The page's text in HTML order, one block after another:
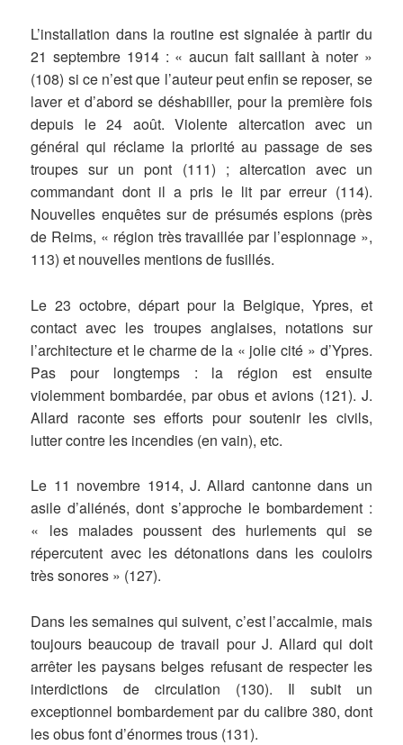
L’installation dans la routine est signalée à partir du
21 septembre 1914 : « aucun fait saillant à noter »
(108) si ce n’est que l’auteur peut enfin se reposer, se
laver et d’abord se déshabiller, pour la première fois
depuis le 24 août. Violente altercation avec un
général qui réclame la priorité au passage de ses
troupes sur un pont (111) ; altercation avec un
commandant dont il a pris le lit par erreur (114).
Nouvelles enquêtes sur de présumés espions (près
de Reims, « région très travaillée par l’espionnage »,
113) et nouvelles mentions de fusillés.
Le 23 octobre, départ pour la Belgique, Ypres, et
contact avec les troupes anglaises, notations sur
l’architecture et le charme de la « jolie cité » d’Ypres.
Pas pour longtemps : la région est ensuite
violemment bombardée, par obus et avions (121). J.
Allard raconte ses efforts pour soutenir les civils,
lutter contre les incendies (en vain), etc.
Le 11 novembre 1914, J. Allard cantonne dans un
asile d’aliénés, dont s’approche le bombardement :
« les malades poussent des hurlements qui se
répercutent avec les détonations dans les couloirs
très sonores » (127).
Dans les semaines qui suivent, c’est l’accalmie, mais
toujours beaucoup de travail pour J. Allard qui doit
arrêter les paysans belges refusant de respecter les
interdictions de circulation (130). Il subit un
exceptionnel bombardement par du calibre 380, dont
les obus font d’énormes trous (131).